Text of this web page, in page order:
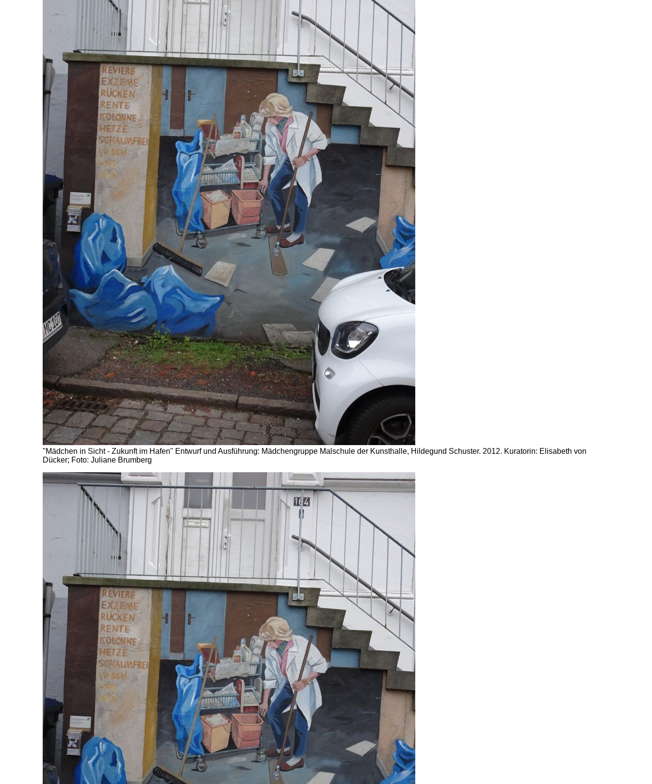
"Mädchen in Sicht - Zukunft im Hafen" Entwurf und Ausführung: Mädchengruppe Malschule der Kunsthalle, Hildegund Schuster. 2012. Kuratorin: Elisabeth von
Dücker; Foto: Juliane Brumberg